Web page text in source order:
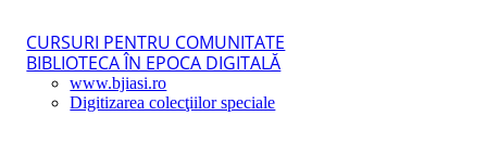
CURSURI PENTRU COMUNITATE
BIBLIOTECA ÎN EPOCA DIGITALĂ
www.bjiasi.ro
Digitizarea colecţiilor speciale